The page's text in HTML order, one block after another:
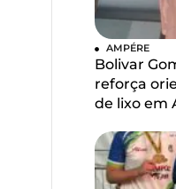
AMPÉRE
Bolivar
reforça
de lixo em